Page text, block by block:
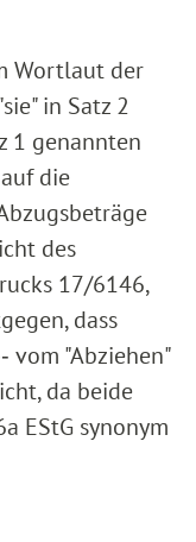
Wortlaut der
in Satz 2
1 genannten
die
des
17/6146,
dass
vom "Abziehen"
da beide
EStG synonym